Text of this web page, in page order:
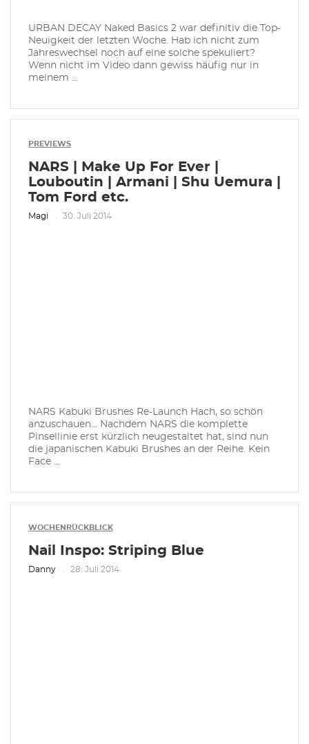
URBAN DECAY Naked Basics 2 war definitiv die Top-
Neuigkeit der letzten Woche. Hab ich nicht zum
Jahreswechsel noch auf eine solche spekuliert?
Wenn nicht im Video dann gewiss häufig nur in
meinem ...
PREVIEWS
NARS | Make Up For Ever |
Louboutin | Armani | Shu Uemura |
Tom Ford etc.
Magi 30. Juli 2014
NARS Kabuki Brushes Re-Launch Hach, so schön
anzuschauen... Nachdem NARS die komplette
Pinsellinie erst kürzlich neugestaltet hat, sind nun
die japanischen Kabuki Brushes an der Reihe. Kein
Face ...
WOCHENRÜCKBLICK
Nail Inspo: Striping Blue
Danny 28. Juli 2014